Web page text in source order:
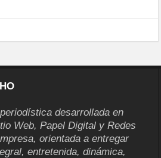
desarrollada en
Web, Papel Digital y Redes
orientada a entregar
entretenida, dinámica,